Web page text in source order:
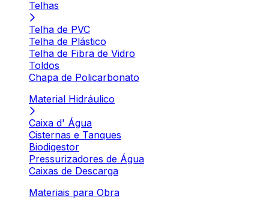
Telhas
Telha de PVC
Telha de Plástico
Telha de Fibra de Vidro
Toldos
Chapa de Policarbonato
Material Hidráulico
Caixa d' Água
Cisternas e Tanques
Biodigestor
Pressurizadores de Água
Caixas de Descarga
Materiais para Obra